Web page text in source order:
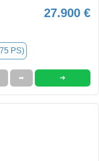
27.900 €
PS)
➦ ➜